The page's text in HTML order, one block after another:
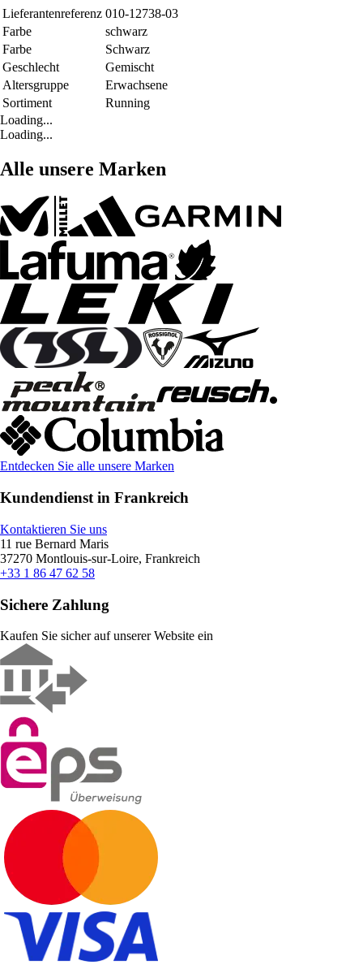
Lieferantenreferenz 010-12738-03
Farbe
schwarz
Farbe
Schwarz
Geschlecht
Gemischt
Altersgruppe
Erwachsene
Sortiment
Running
Loading...
Loading...
Alle unsere Marken
Entdecken Sie alle unsere Marken
Kundendienst in Frankreich
Kontaktieren Sie uns
11 rue Bernard Maris
37270 Montlouis-sur-Loire, Frankreich
+33 1 86 47 62 58
Sichere Zahlung
Kaufen Sie sicher auf unserer Website ein